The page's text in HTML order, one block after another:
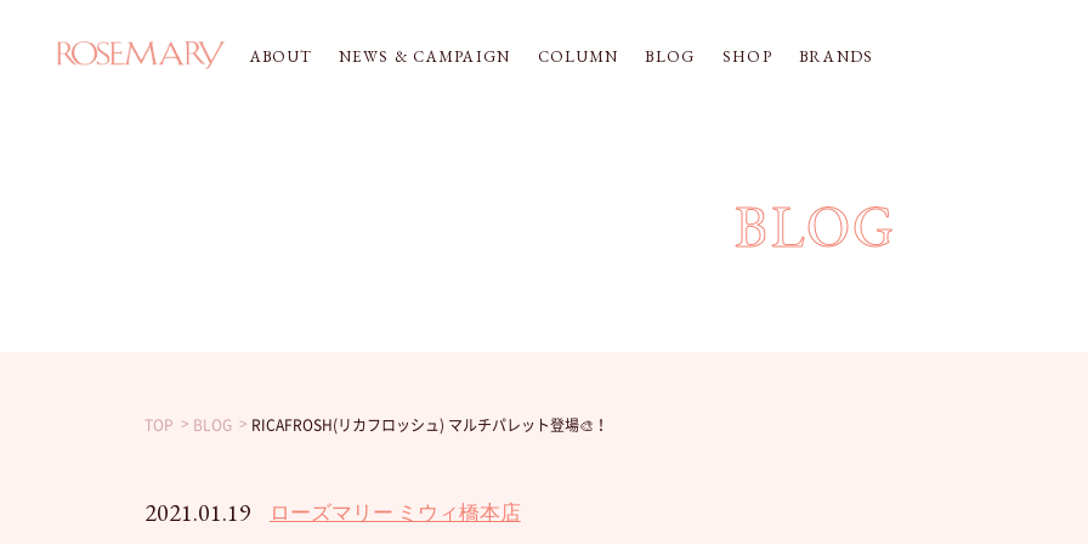
ABOUT NEWS & CAMPAIGN COLUMN BLOG SHOP BRANDS
BLOG
TOP BLOG RICAFROSH(リカフロッシュ) マルチパレット登場🎨！
2021.01.19 ローズマリー ミウィ橋本店